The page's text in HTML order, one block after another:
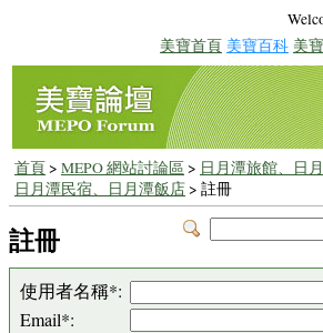
美寶首頁 美寶百科 美
首頁> MEPO 網站討論區> 日月潭旅館、日
日月潭民宿、日月潭飯店> 註冊
註冊
使用者名稱*:
Email*: